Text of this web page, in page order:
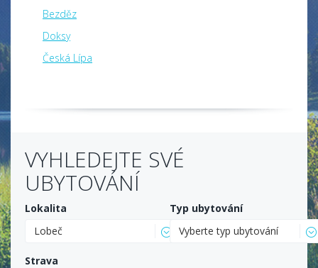
Bezděz
Doksy
Česká Lípa
VYHLEDEJTE SVÉ
UBYTOVÁNÍ
Lokalita
Lobeč
Typ ubytování
Vyberte typ ubytování
Strava